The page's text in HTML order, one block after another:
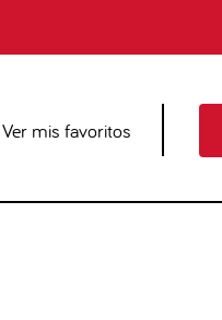
Ver mis favoritos